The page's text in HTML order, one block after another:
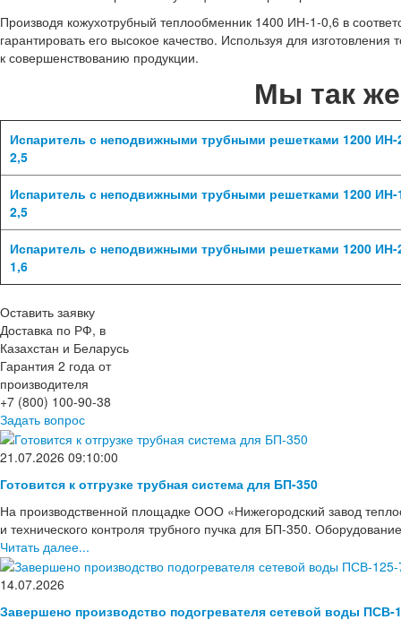
Производя кожухотрубный теплообменник 1400 ИН-1-0,6 в
гарантировать его высокое качество. Используя для
к совершенствованию продукции.
Мы так
Испаритель с неподвижными трубными решетками 1200 ИН-
2,5
Испаритель с неподвижными трубными решетками 1200 ИН-
2,5
Испаритель с неподвижными трубными решетками 1200 ИН-
1,6
Оставить заявку
Доставка по РФ, в
Казахстан и Беларусь
Гарантия 2 года от
производителя
+7 (800) 100-90-38
Задать вопрос
21.07.2026 09:10:00
Готовится к отгрузке трубная система для БП-350
На производственной площадке ООО «Нижегородский завод
и технического контроля трубного пучка для БП-350.
Читать далее...
14.07.2026
Завершено производство подогревателя сетевой воды ПСВ-